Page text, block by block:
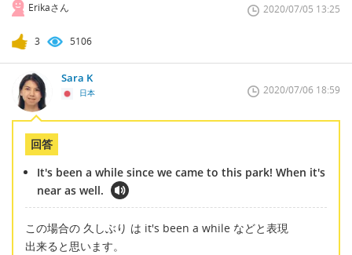
Erikaさん 2020/07/05 13:25
3 5106
Sara K
日本 2020/07/06 18:59
回答
It's been a while since we came to this park! When it's
near as well.
この場合の 久しぶり は it's been a while などと表現
出来ると思います。